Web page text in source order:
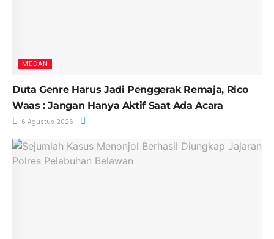
MEDAN
Duta Genre Harus Jadi Penggerak Remaja, Rico
Waas : Jangan Hanya Aktif Saat Ada Acara
6 Agustus 2026